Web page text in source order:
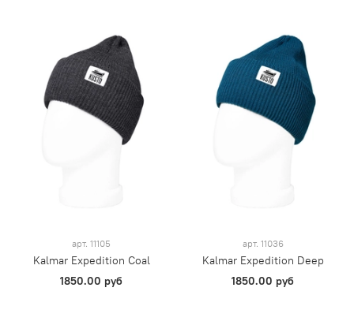
арт. 11105
Kalmar Expedition Coal
1850.00 руб
арт. 11036
Kalmar Expedition Deep
1850.00 руб